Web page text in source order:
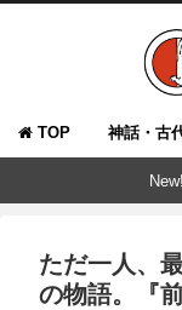
TOP 神話・古
ただ一人、
の物語。『